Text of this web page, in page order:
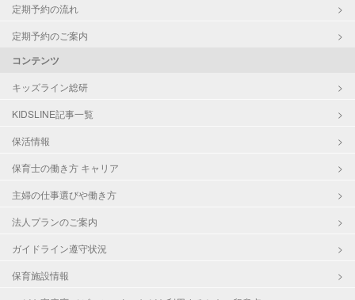
定期予約の流れ
定期予約のご案内
コンテンツ
キッズライン総研
KIDSLINE記事一覧
保活情報
保育士の働き方 キャリア
主婦の仕事選びや働き方
法人プランのご案内
ガイドライン遵守状況
保育施設情報